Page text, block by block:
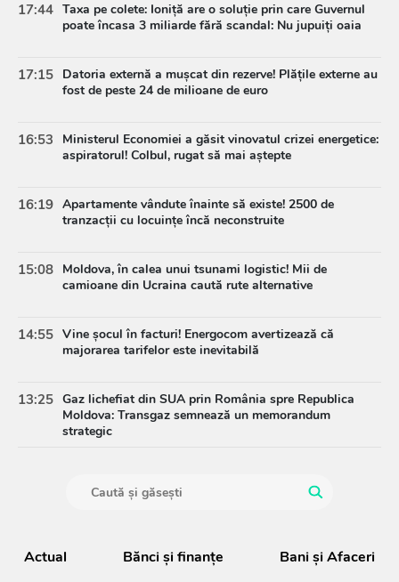
17:44 Taxa pe colete: Ioniță are o soluție prin care Guvernul
poate încasa 3 miliarde fără scandal: Nu jupuiți oaia
17:15 Datoria externă a mușcat din rezerve! Plățile externe au
fost de peste 24 de milioane de euro
16:53
Ministerul Economiei a găsit vinovatul crizei energetice:
aspiratorul! Colbul, rugat să mai aștepte
16:19 Apartamente vândute înainte să existe! 2500 de
tranzacții cu locuințe încă neconstruite
15:08 Moldova, în calea unui tsunami logistic! Mii de
camioane din Ucraina caută rute alternative
14:55 Vine șocul în facturi! Energocom avertizează că
majorarea tarifelor este inevitabilă
13:25 Gaz lichefiat din SUA prin România spre Republica
Moldova: Transgaz semnează un memorandum
strategic
Actual Bănci şi finanţe
Bani și Afaceri